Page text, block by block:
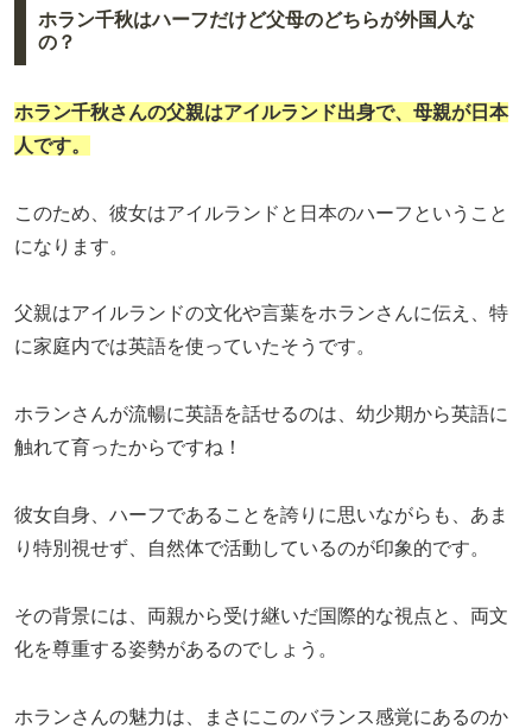
ホラン千秋はハーフだけど父母のどちらが外国人な
の？
ホラン千秋さんの父親はアイルランド出身で、母親が日本
人です。
このため、彼女はアイルランドと日本のハーフということ
になります。
父親はアイルランドの文化や言葉をホランさんに伝え、特
に家庭内では英語を使っていたそうです。
ホランさんが流暢に英語を話せるのは、幼少期から英語に
触れて育ったからですね！
彼女自身、ハーフであることを誇りに思いながらも、あま
り特別視せず、自然体で活動しているのが印象的です。
その背景には、両親から受け継いだ国際的な視点と、両文
化を尊重する姿勢があるのでしょう。
ホランさんの魅力は、まさにこのバランス感覚にあるのか